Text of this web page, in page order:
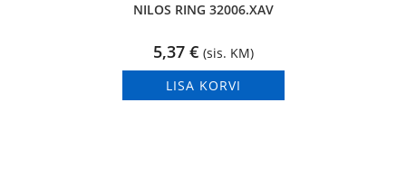
NILOS RING 32006.XAV
5,37 € (sis. KM)
LISA KORVI